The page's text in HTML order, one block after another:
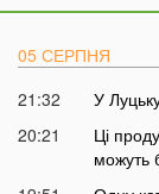
05 СЕРПНЯ
21:32
У
20:21
Ці
можуть